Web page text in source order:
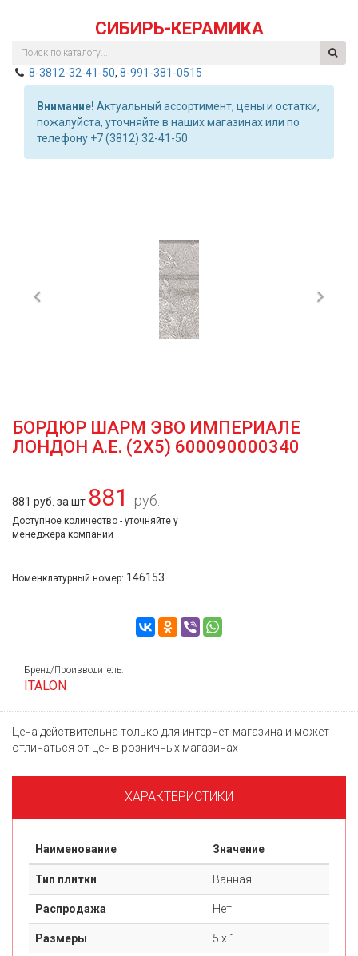
СИБИРЬ-КЕРАМИКА
8-3812-32-41-50, 8-991-381-0515
Внимание! Актуальный ассортимент, цены и остатки,
пожалуйста, уточняйте в наших магазинах или по
телефону +7 (3812) 32-41-50
Previous
БОРДЮР ШАРМ ЭВО ИМПЕРИАЛЕ
ЛОНДОН А.Е. (2Х5) 600090000340
881 руб. за шт 881 руб.
Доступное количество - уточняйте у
менеджера компании
Номенклатурный номер: 146153
Бренд/Производитель:
ITALON
Цена действительна только для интернет-магазина и может
отличаться от цен в розничных магазинах
ХАРАКТЕРИСТИКИ
Наименование Значение
Тип плитки Ванная
Распродажа Нет
Размеры 5 х 1